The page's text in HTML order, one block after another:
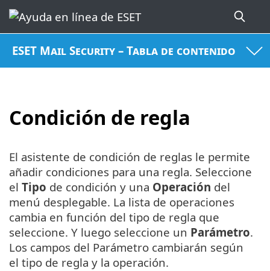
ESET Mail Security – Tabla de contenido
Condición de regla
El asistente de condición de reglas le permite
añadir condiciones para una regla. Seleccione
el Tipo de condición y una Operación del
menú desplegable. La lista de operaciones
cambia en función del tipo de regla que
seleccione. Y luego seleccione un Parámetro.
Los campos del Parámetro cambiarán según
el tipo de regla y la operación.